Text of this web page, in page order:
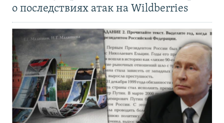
о последствиях атак на Wildberries